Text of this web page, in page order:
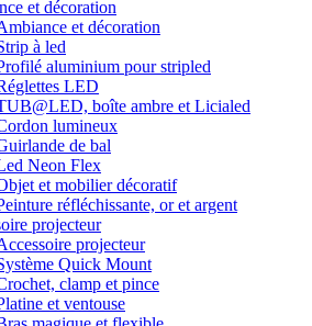
et décoration
et décoration
à led
aluminium pour stripled
LED
boîte ambre et Licialed
lumineux
de bal
Neon Flex
et mobilier décoratif
réfléchissante, or et argent
projecteur
projecteur
Quick Mount
clamp et pince
et ventouse